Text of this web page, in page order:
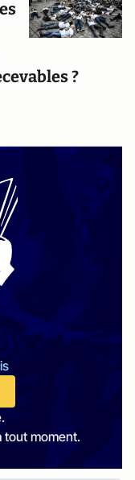
?
tout moment.